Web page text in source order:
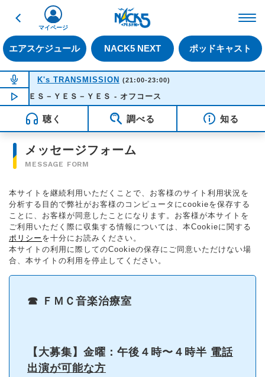
戻る
エアスケジュール NACK5 NEXT ポッドキャスト
マイページ
NOW ON AIR
K's TRANSMISSION (21:00-23:00)
NOW PLAYING22:11
ＹＥＳ－ＹＥＳ－ＹＥＳ - オフコース
聴く 調べる 知る
メッセージフォーム
MESSAGE FORM
本サイトを継続利用いただくことで、お客様のサイト利用状況を
分析する目的で弊社がお客様のコンピュータにcookieを保存する
ことに、お客様が同意したことになります。お客様が本サイトを
ご利用いただく際に収集する情報については、本Cookieに関する
ポリシー を十分にお読みください。
本サイトの利用に際してのCookieの保存にご同意いただけない場
合、本サイトの利用を停止してください。
☎︎ ＦＭＣ音楽治療室
【大募集】金曜：午後４時〜４時半 電話
出演が可能な方